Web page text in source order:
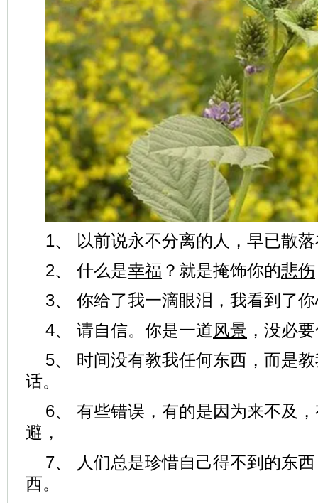
1、 以前说永不分离的人，早已散
2、 什么是幸福 ？就是掩饰你的悲伤
3、 你给了我一滴眼泪，我看到了
4、 请自信。你是一道风景 ，没必
5、 时间没有教我任何东西，而是
话。
6、 有些错误，有的是因为来不及
避，
7、 人们总是珍惜自己得不到的东
西。